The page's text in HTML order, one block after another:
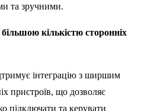
та зручними.
більшою кількістю сторонніх
інтеграцію з ширшим
пристроїв, що дозволяє
підключати та керувати